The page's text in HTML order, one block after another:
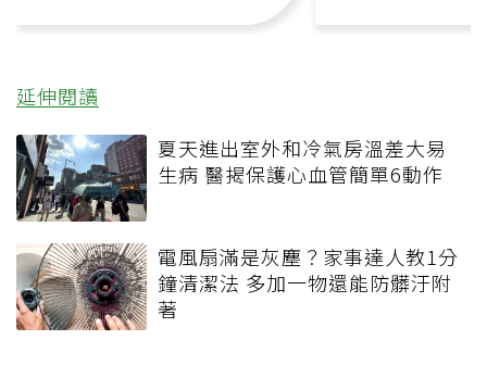
延伸閱讀
夏天進出室外和冷氣房溫差大易
生病 醫揭保護心血管簡單6動作
電風扇滿是灰塵？家事達人教1分
鐘清潔法 多加一物還能防髒汙附
著